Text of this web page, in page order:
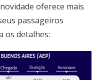
oferece mais
passageiros
os detalhes: